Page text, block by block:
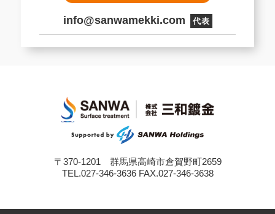
info@sanwamekki.com 代表
〒370-1201 群馬県高崎市倉賀野町2659
TEL.027-346-3636 FAX.027-346-3638